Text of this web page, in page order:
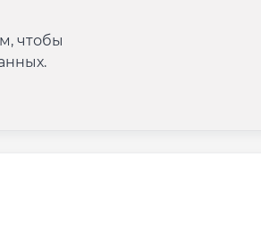
чтобы